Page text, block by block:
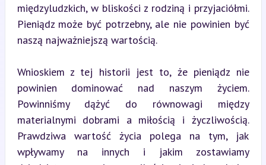
międzyludzkich, w bliskości z rodziną i przyjaciółmi.
Pieniądz może być potrzebny, ale nie powinien być
naszą najważniejszą wartością.
Wnioskiem z tej historii jest to, że pieniądz nie
powinien dominować nad naszym życiem.
Powinniśmy dążyć do równowagi między
materialnymi dobrami a miłością i życzliwością.
Prawdziwa wartość życia polega na tym, jak
wpływamy na innych i jakim zostawiamy